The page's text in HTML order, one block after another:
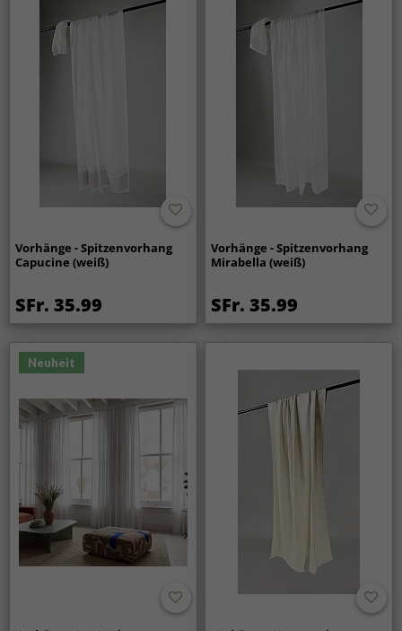
Vorhänge - Spitzenvorhang
Capucine (weiß)
SFr. 35.99
Vorhänge - Spitzenvorhang
Mirabella (weiß)
SFr. 35.99
Neuheit